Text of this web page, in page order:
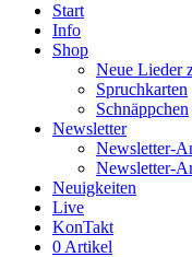
Start
Info
Shop
Neue Lieder
Spruchkarten
Schnäppchen
Newsletter
Newsletter-
Newsletter-
Neuigkeiten
Live
KonTakt
0 Artikel